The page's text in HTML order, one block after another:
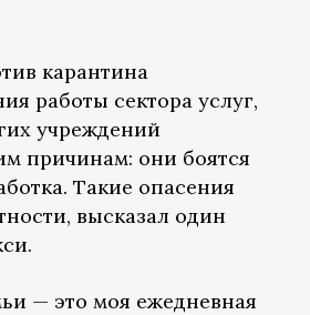
карантина
работы сектора услуг,
учреждений
причинам: они боятся
Такие опасения
высказал один
— это моя ежедневная